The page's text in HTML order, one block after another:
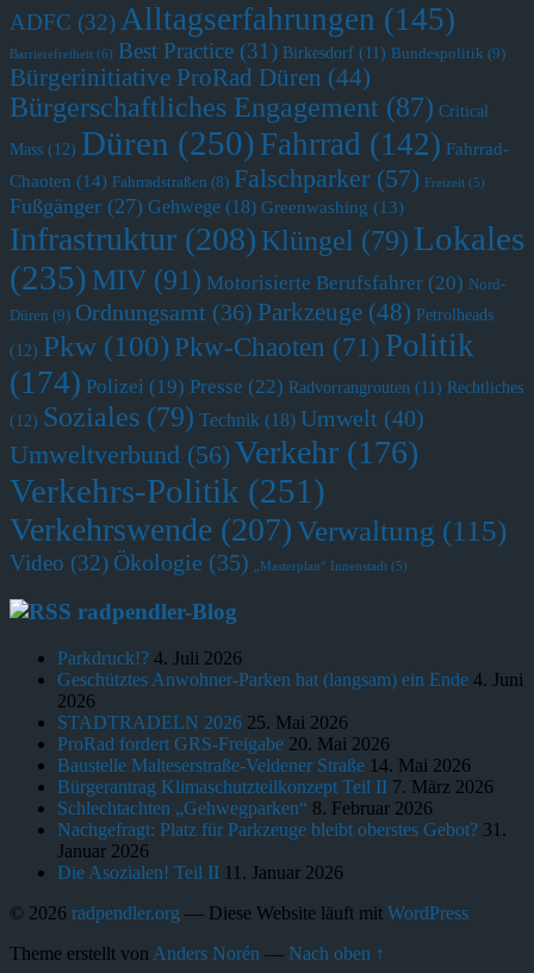
ADFC (32)Alltagserfahrungen (145)
Barrierefreiheit (6) Best Practice (31) Birkesdorf (11) Bundespolitik (9)
Bürgerinitiative ProRad Düren (44)
Bürgerschaftliches Engagement (87) Critical
Mass (12) Düren (250) Fahrrad (142) Fahrrad-
Chaoten (14) Fahrradstraßen (8) Falschparker (57) Freizeit (5)
Fußgänger (27) Gehwege (18) Greenwashing (13)
Infrastruktur (208) Klüngel (79) Lokales
(235) MIV (91) Motorisierte Berufsfahrer (20) Nord-
Düren (9) Ordnungsamt (36) Parkzeuge (48) Petrolheads
(12) Pkw (100) Pkw-Chaoten (71) Politik
(174) Polizei (19) Presse (22) Radvorrangrouten (11) Rechtliches
(12) Soziales (79) Technik (18) Umwelt (40)
Umweltverbund (56)Verkehr (176)
Verkehrs-Politik (251)
Verkehrswende (207)Verwaltung (115)
Video (32) Ökologie (35) „Masterplan“ Innenstadt (5)
radpendler-Blog
Parkdruck!? 4. Juli 2026
Geschütztes Anwohner-Parken hat (langsam) ein Ende 4. Juni
2026
STADTRADELN 2026 25. Mai 2026
ProRad fordert GRS-Freigabe 20. Mai 2026
Baustelle Malteserstraße-Veldener Straße 14. Mai 2026
Bürgerantrag Klimaschutzteilkonzept Teil II 7. März 2026
Schlechtachten „Gehwegparken“ 8. Februar 2026
Nachgefragt: Platz für Parkzeuge bleibt oberstes Gebot? 31.
Januar 2026
Die Asozialen! Teil II 11. Januar 2026
© 2026 radpendler.org — Diese Website läuft mit WordPress
Theme erstellt von Anders Norén — Nach oben ↑